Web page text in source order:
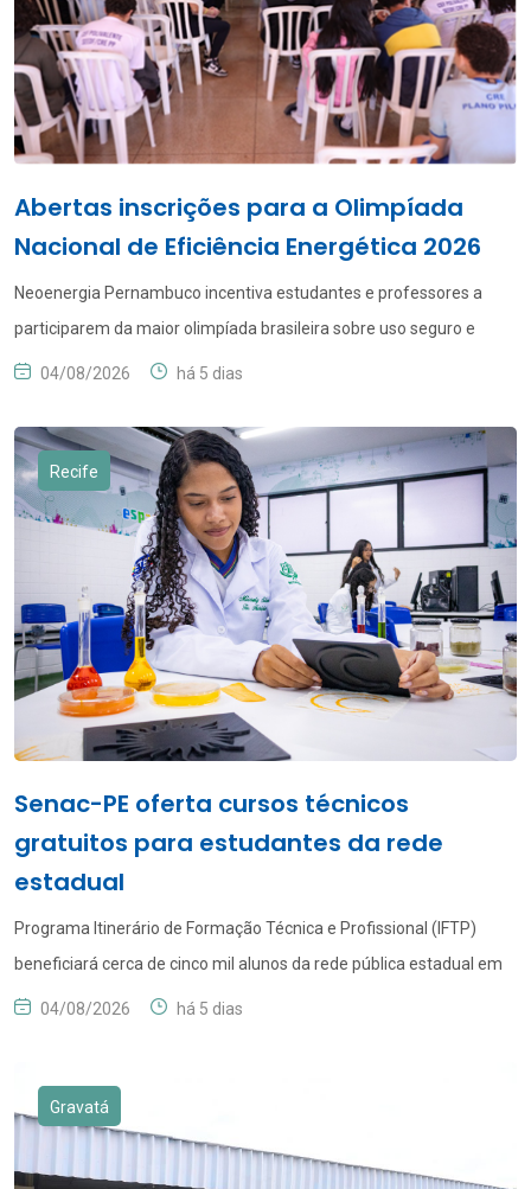
Abertas inscrições para a Olimpíada
Nacional de Eficiência Energética 2026
Neoenergia Pernambuco incentiva estudantes e professores a
participarem da maior olimpíada brasileira sobre uso seguro e
eficiente da energia As inscrições para a Olimpíada Nacional de
setembro, estudantes e professores do 8º e 9º anos do Ensino
Fundamental e do 1º e 2º anos […]
04/08/2026 há 5 dias
Recife
Senac-PE oferta cursos técnicos
gratuitos para estudantes da rede
estadual
Programa Itinerário de Formação Técnica e Profissional (IFTP)
beneficiará cerca de cinco mil alunos da rede pública estadual em
63 municípios pernambucanos Cerca de cinco mil estudantes da
Pernambuco, através da Secretaria Estadual de Educação (SEE),
04/08/2026 há 5 dias
Gravatá